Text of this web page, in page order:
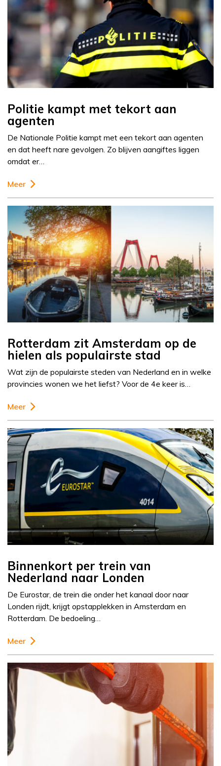
Politie kampt met tekort aan
agenten
De Nationale Politie kampt met een tekort aan agenten
en dat heeft nare gevolgen. Zo blijven aangiftes liggen
omdat er…
Meer
Rotterdam zit Amsterdam op de
hielen als populairste stad
Wat zijn de populairste steden van Nederland en in welke
provincies wonen we het liefst? Voor de 4e keer is…
Meer
Binnenkort per trein van
Nederland naar Londen
De Eurostar, de trein die onder het kanaal door naar
Londen rijdt, krijgt opstapplekken in Amsterdam en
Rotterdam. De bedoeling…
Meer